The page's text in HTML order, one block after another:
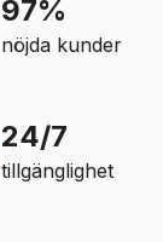
97%
nöjda kunder
24/7
tillgänglighet